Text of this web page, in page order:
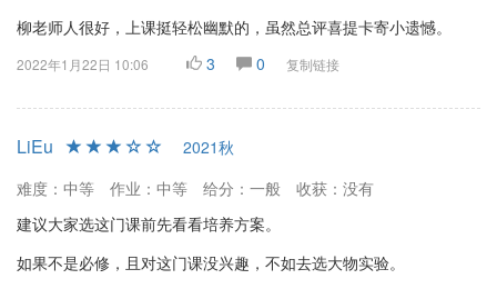
柳老师人很好，上课挺轻松幽默的，虽然总评喜提卡寄小遗憾。
2022年1月22日 10:06 3 0 复制链接
LiEu
2021秋
难度：中等
作业：中等 给分：一般
收获：没有
建议大家选这门课前先看看培养方案。
如果不是必修，且对这门课没兴趣，不如去选大物实验。